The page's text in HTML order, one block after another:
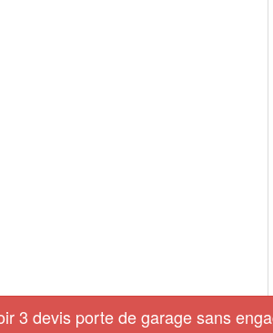
3 devis porte de garage sans